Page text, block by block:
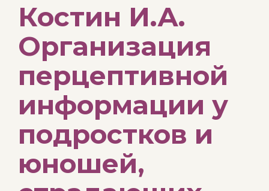
Костин И.А.
Организация
перцептивной
информации у
подростков и
юношей,